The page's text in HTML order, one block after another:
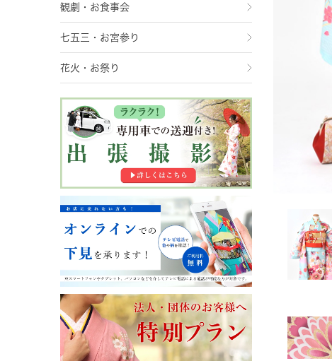
観劇・お食事会
七五三・お宮参り
花火・お祭り